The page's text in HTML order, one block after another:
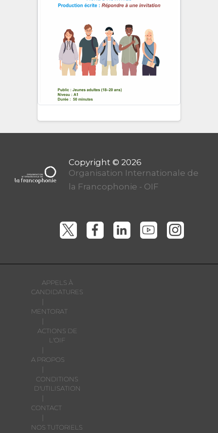
APPELS À
CANDIDATURES
MENTORAT
ACTIONS DE
L'OIF
A PROPOS
CONDITIONS
D'UTILISATION
CONTACT
NOS TUTORIELS
Organisation Internationale de
la Francophonie - OIF